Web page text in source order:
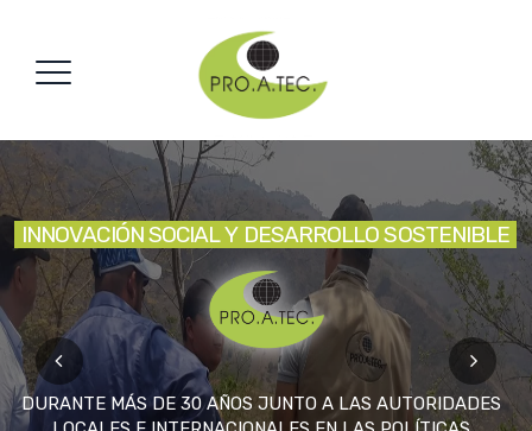
INNOVACIÓNSOCIALY DESARROLLOSOSTENIBLE
DURANTE MÁS DE 30 AÑOS JUNTO A LAS AUTORIDADES